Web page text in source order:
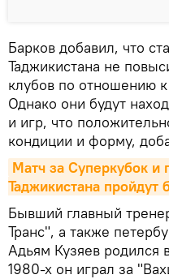
Барков добавил, что
Таджикистана не
клубов по отношению
Однако они будут
и игр, что
кондиции и форму,
Матч за Суперкубок и
Таджикистана пройдут
Бывший главный
Транс", а также
Адьям Кузяев родился
1980-х он играл за